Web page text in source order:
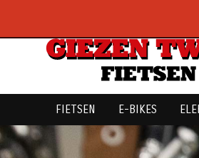
FIETSEN E-BIKES